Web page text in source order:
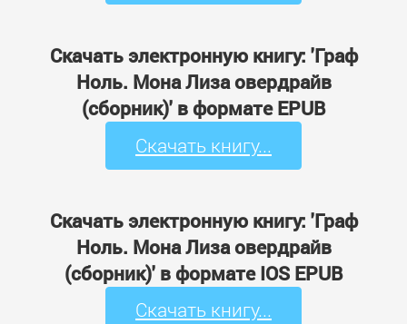
Скачать электронную книгу: 'Граф
Ноль. Мона Лиза овердрайв
(сборник)' в формате EPUB
Скачать книгу...
Скачать электронную книгу: 'Граф
Ноль. Мона Лиза овердрайв
(сборник)' в формате IOS EPUB
Скачать книгу...